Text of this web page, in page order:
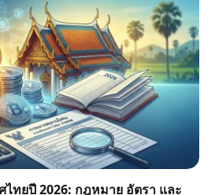
ทยปี 2026: กฎหมาย อัตรา และ